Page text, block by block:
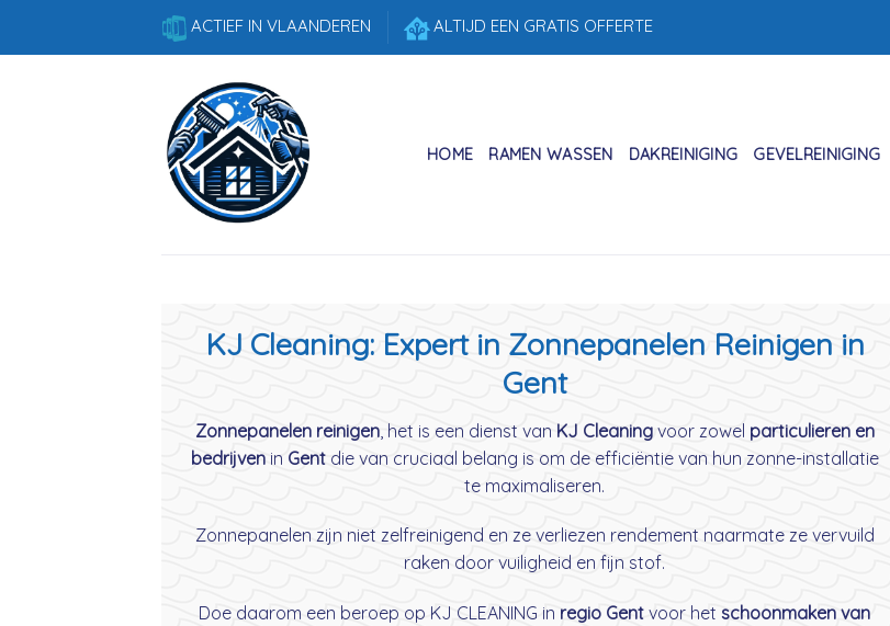
ACTIEF IN VLAANDEREN ALTIJD EEN GRATIS OFFERTE
HOME RAMEN WASSEN DAKREINIGING GEVELREINIGING
KJ Cleaning: Expert in Zonnepanelen Reinigen in
Gent
Zonnepanelen reinigen, het is een dienst van KJ Cleaningvoor zowel particulieren en
bedrijvenin Gentdie van cruciaal belang is om de efficiëntie van hun zonne-installatie
te maximaliseren.
Zonnepanelen zijn niet zelfreinigend en ze verliezen rendement naarmate ze vervuild
raken door vuiligheid en fijn stof.
Doe daarom een beroep op KJ CLEANING in regio Gent voor het schoonmaken van